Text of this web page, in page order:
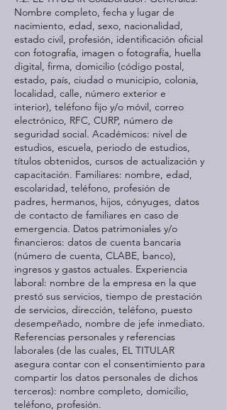
Nombre completo, fecha y lugar de
nacimiento, edad, sexo, nacionalidad,
estado civil, profesión, identificación oficial
con fotografía, imagen o fotografía, huella
digital, firma, domicilio (código postal,
estado, país, ciudad o municipio, colonia,
localidad, calle, número exterior e
interior), teléfono fijo y/o móvil, correo
electrónico, RFC, CURP, número de
seguridad social. Académicos: nivel de
estudios, escuela, periodo de estudios,
títulos obtenidos, cursos de actualización y
capacitación. Familiares: nombre, edad,
escolaridad, teléfono, profesión de
padres, hermanos, hijos, cónyuges, datos
de contacto de familiares en caso de
emergencia. Datos patrimoniales y/o
financieros: datos de cuenta bancaria
(número de cuenta, CLABE, banco),
ingresos y gastos actuales. Experiencia
laboral: nombre de la empresa en la que
prestó sus servicios, tiempo de prestación
de servicios, dirección, teléfono, puesto
desempeñado, nombre de jefe inmediato.
Referencias personales y referencias
laborales (de las cuales, EL TITULAR
asegura contar con el consentimiento para
compartir los datos personales de dichos
terceros): nombre completo, domicilio,
teléfono, profesión.